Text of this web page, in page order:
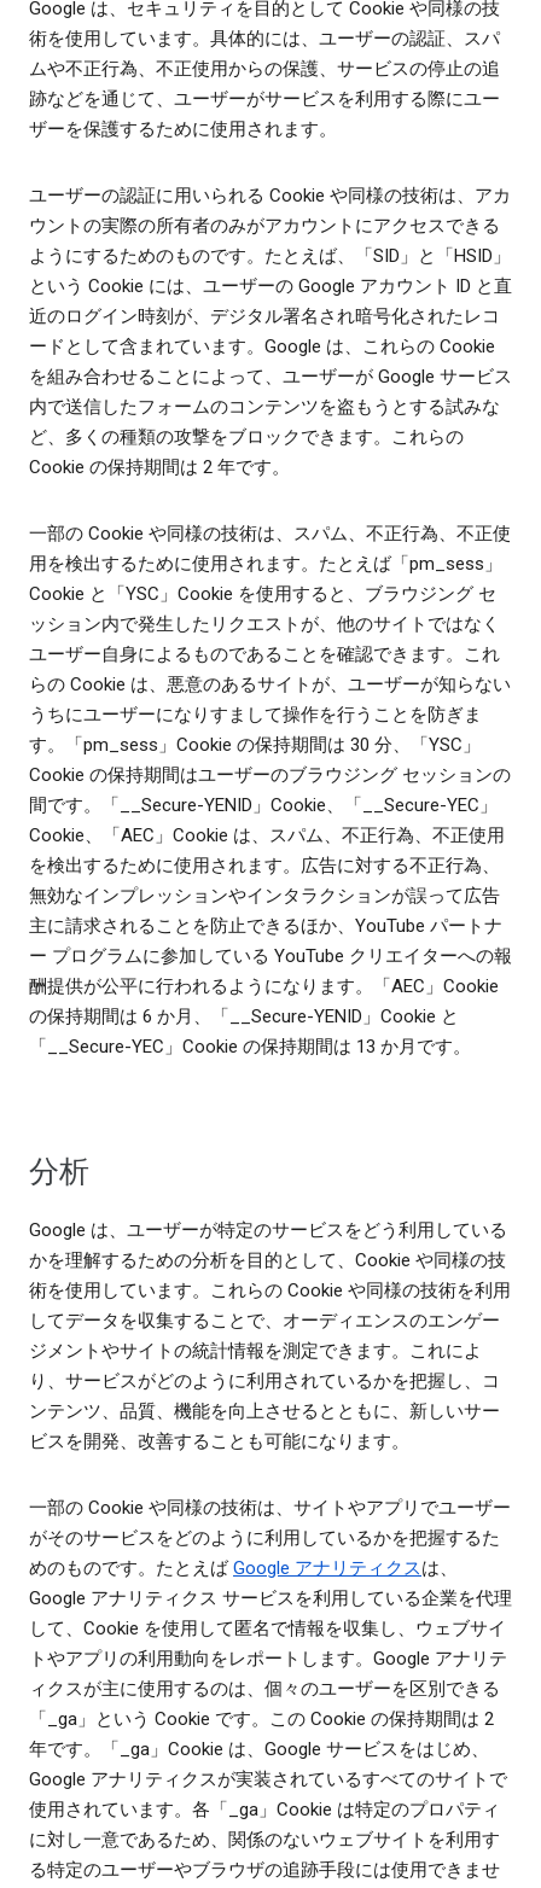
Google は、セキュリティを目的として Cookie や同様の技
術を使用しています。具体的には、ユーザーの認証、スパ
ムや不正行為、不正使用からの保護、サービスの停止の追
跡などを通じて、ユーザーがサービスを利用する際にユー
ザーを保護するために使用されます。
ユーザーの認証に用いられる Cookie や同様の技術は、アカ
ウントの実際の所有者のみがアカウントにアクセスできる
ようにするためのものです。たとえば、「SID」と「HSID」
という Cookie には、ユーザーの Google アカウント ID と直
近のログイン時刻が、デジタル署名され暗号化されたレコ
ードとして含まれています。Google は、これらの Cookie
を組み合わせることによって、ユーザーが Google サービス
内で送信したフォームのコンテンツを盗もうとする試みな
ど、多くの種類の攻撃をブロックできます。これらの
Cookie の保持期間は 2 年です。
一部の Cookie や同様の技術は、スパム、不正行為、不正使
用を検出するために使用されます。たとえば「pm_sess」
Cookie と「YSC」Cookie を使用すると、ブラウジング セ
ッション内で発生したリクエストが、他のサイトではなく
ユーザー自身によるものであることを確認できます。これ
らの Cookie は、悪意のあるサイトが、ユーザーが知らない
うちにユーザーになりすまして操作を行うことを防ぎま
す。「pm_sess」Cookie の保持期間は 30 分、「YSC」
Cookie の保持期間はユーザーのブラウジング セッションの
間です。「__Secure-YENID」Cookie、「__Secure-YEC」
Cookie、「AEC」Cookie は、スパム、不正行為、不正使用
を検出するために使用されます。広告に対する不正行為、
無効なインプレッションやインタラクションが誤って広告
主に請求されることを防止できるほか、YouTube パートナ
ー プログラムに参加している YouTube クリエイターへの報
酬提供が公平に行われるようになります。「AEC」Cookie
の保持期間は 6 か月、「__Secure-YENID」Cookie と
「__Secure-YEC」Cookie の保持期間は 13 か月です。
分析
Google は、ユーザーが特定のサービスをどう利用している
かを理解するための分析を目的として、Cookie や同様の技
術を使用しています。これらの Cookie や同様の技術を利用
してデータを収集することで、オーディエンスのエンゲー
ジメントやサイトの統計情報を測定できます。これによ
り、サービスがどのように利用されているかを把握し、コ
ンテンツ、品質、機能を向上させるとともに、新しいサー
ビスを開発、改善することも可能になります。
一部の Cookie や同様の技術は、サイトやアプリでユーザー
がそのサービスをどのように利用しているかを把握するた
めのものです。たとえばGoogle アナリティクスは、
Google アナリティクス サービスを利用している企業を代理
して、Cookie を使用して匿名で情報を収集し、ウェブサイ
トやアプリの利用動向をレポートします。Google アナリテ
ィクスが主に使用するのは、個々のユーザーを区別できる
「_ga」という Cookie です。この Cookie の保持期間は 2
年です。「_ga」Cookie は、Google サービスをはじめ、
Google アナリティクスが実装されているすべてのサイトで
使用されています。各「_ga」Cookie は特定のプロパティ
に対し一意であるため、関係のないウェブサイトを利用す
る特定のユーザーやブラウザの追跡手段には使用できませ